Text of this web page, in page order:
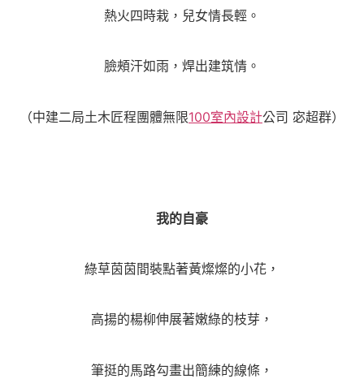
熱火四時栽，兒女情長輕。
臉頰汗如雨，焊出建筑情。
（中建二局土木匠程團體無限100室內設計公司 宓超群）
我的自豪
綠草茵茵間裝點著黃燦燦的小花，
高揚的楊柳伸展著嫩綠的枝芽，
筆挺的馬路勾畫出簡練的線條，